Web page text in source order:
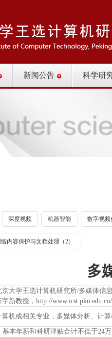
新闻公告 科学研
深度视频 机器智能 数字视频
络内容保护与文档处理（2）
多
学王选计算机研究所/多媒体信
教授，http://
或相关专业，多媒体分析、计算
年薪和科研津贴合计不低于24万